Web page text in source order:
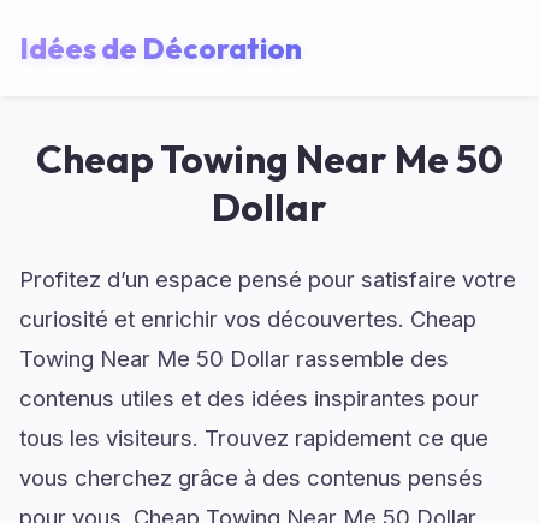
Idées de Décoration
Cheap Towing Near Me 50
Dollar
Profitez d’un espace pensé pour satisfaire votre
curiosité et enrichir vos découvertes. Cheap
Towing Near Me 50 Dollar rassemble des
contenus utiles et des idées inspirantes pour
tous les visiteurs. Trouvez rapidement ce que
vous cherchez grâce à des contenus pensés
pour vous. Cheap Towing Near Me 50 Dollar